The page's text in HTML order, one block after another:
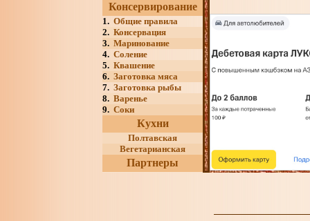
Консервирование
1. Общие правила
2. Консервация
3. Маринование
4. Соление
5. Квашение
6. Заготовка мяса
7. Заготовка рыбы
8. Варенье
9. Соки
Кухни
Полтавская
Вегетарианская
Партнеры